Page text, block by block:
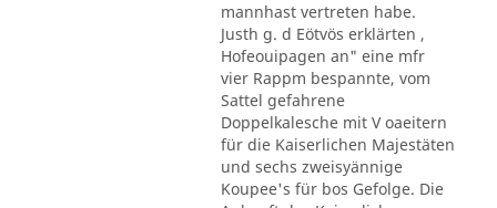
mannhast vertreten habe.
Justh g. d Eötvös erklärten ,
Hofeouipagen an" eine mfr
vier Rappm bespannte, vom
Sattel gefahrene
Doppelkalesche mit V oaeitern
für die Kaiserlichen Majestäten
und sechs zweisyännige
Koupee's für bos Gefolge. Die